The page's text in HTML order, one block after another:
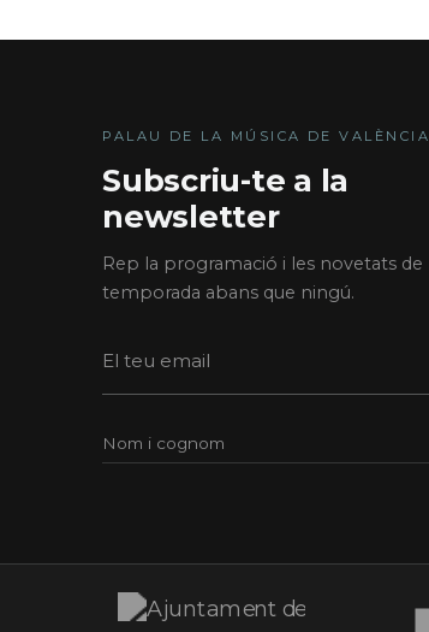
PALAU DE LA MÚSICA DE VALÈNCIA
Subscriu-te a la
newsletter
Rep la programació i les novetats de
temporada abans que ningú.